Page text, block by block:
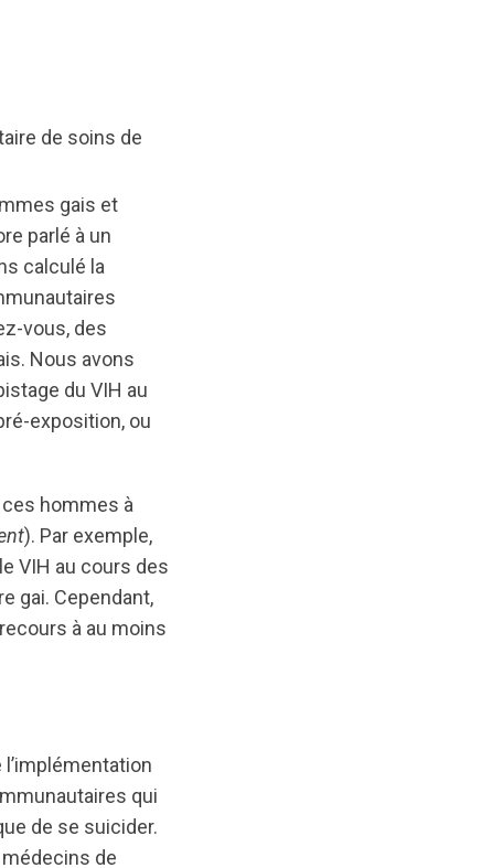
de soins de
gais et
parlé à un
calculé la
vous, des
Nous avons
du VIH au
exposition, ou
ces hommes à
). Par exemple,
VIH au cours des
gai. Cependant,
à au moins
qui
de se suicider.
de